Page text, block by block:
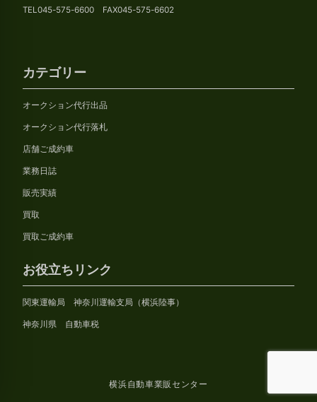
TEL045-575-6600 FAX045-575-6602
カテゴリー
オークション代行出品
オークション代行落札
店舗ご成約車
業務日誌
販売実績
買取
買取ご成約車
お役立ちリンク
関東運輸局 神奈川運輸支局（横浜陸事）
神奈川県 自動車税
横浜自動車業販センター